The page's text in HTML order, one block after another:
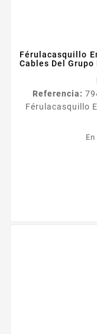
Férulacasquillo
Cables Del Grupo
Referencia:
Férulacasquillo
Cables Del
Plegar en